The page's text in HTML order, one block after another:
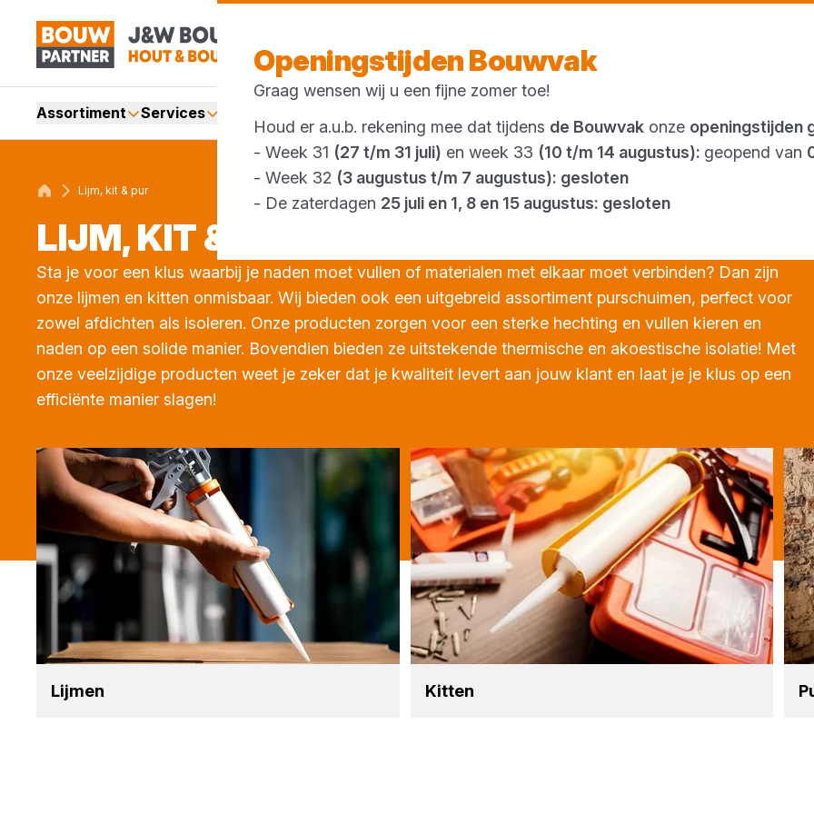
Assortiment Services
Lijm, kit & pur
LIJM, KIT&
Sta je voor een klus waarbij je naden moet vullen of materialen met elkaar moet verbinden? Dan zijn
onze lijmen en kitten onmisbaar. Wij bieden ook een uitgebreid assortiment purschuimen, perfect voor
zowel afdichten als isoleren. Onze producten zorgen voor een sterke hechting en vullen kieren en
naden op een solide manier. Bovendien bieden ze uitstekende thermische en akoestische isolatie! Met
onze veelzijdige producten weet je zeker dat je kwaliteit levert aan jouw klant en laat je je klus op een
efficiënte manier slagen!
Lij­men Kit­ten
Openingstijden Bouwvak
Graag wensen wij u een fijne zomer toe!
Houd er a.u.b. rekening mee dat tijdens de Bouwvak onze openingstijden
- Week 31 (27 t/m 31 juli) en week 33 (10 t/m 14 augustus): geopend van
- Week 32 (3 augustus t/m 7 augustus): gesloten
- De zaterdagen 25 juli en 1, 8 en 15 augustus: gesloten